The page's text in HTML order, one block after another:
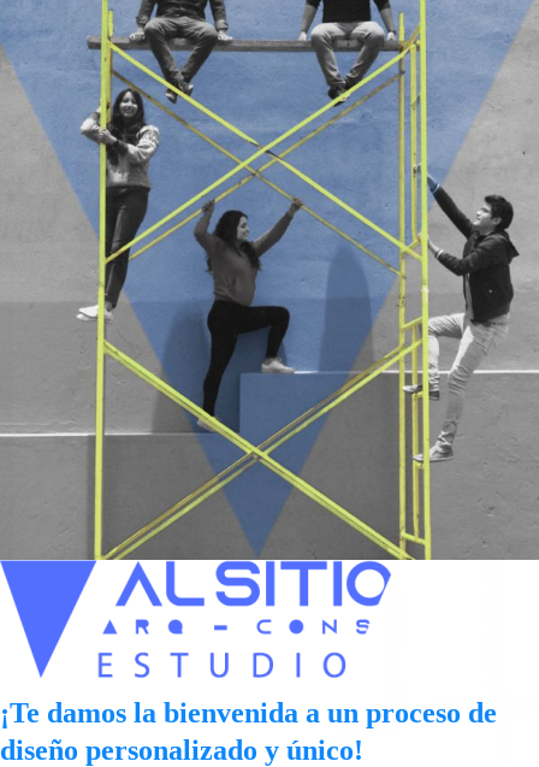
¡Te damos la bienvenida a un proceso de
diseño personalizado y único!